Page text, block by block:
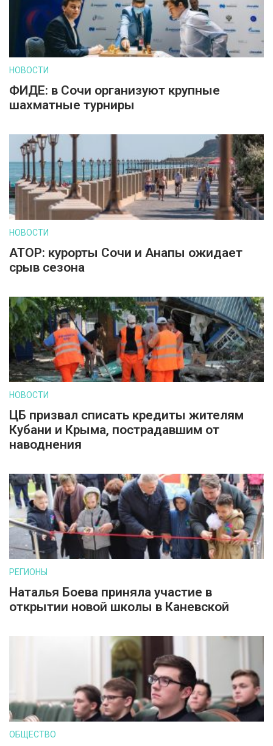
НОВОСТИ
ФИДЕ: в Сочи организуют крупные
шахматные турниры
НОВОСТИ
АТОР: курорты Сочи и Анапы ожидает
срыв сезона
НОВОСТИ
ЦБ призвал списать кредиты жителям
Кубани и Крыма, пострадавшим от
наводнения
РЕГИОНЫ
Наталья Боева приняла участие в
открытии новой школы в Каневской
ОБЩЕСТВО